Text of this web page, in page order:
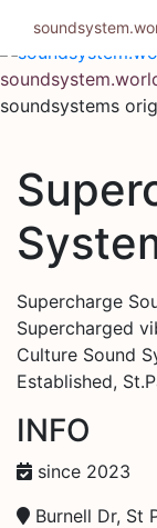
contenuto
soundsystems
Supercharge
Supercharged
Culture Sound
Established,
INFO
since 2023
Burnell Dr, St